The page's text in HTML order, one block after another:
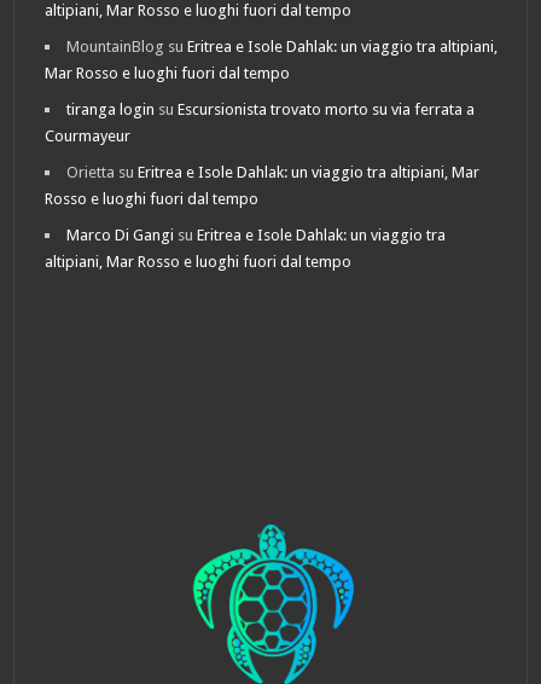
altipiani, Mar Rosso e luoghi fuori dal tempo
MountainBlog suEritrea e Isole Dahlak: un viaggio tra altipiani,
Mar Rosso e luoghi fuori dal tempo
tiranga login suEscursionista trovato morto su via ferrata a
Courmayeur
Orietta suEritrea e Isole Dahlak: un viaggio tra altipiani, Mar
Rosso e luoghi fuori dal tempo
Marco Di Gangi suEritrea e Isole Dahlak: un viaggio tra
altipiani, Mar Rosso e luoghi fuori dal tempo